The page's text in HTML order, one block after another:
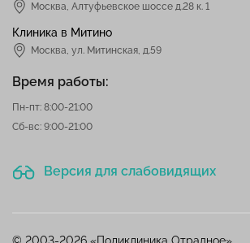
Москва, Алтуфьевское шоссе д.28 к. 1
Клиника в Митино
Москва, ул. Митинская, д.59
Время работы:
Пн-пт: 8:00-21:00
Сб-вс: 9:00-21:00
Версия для слабовидящих